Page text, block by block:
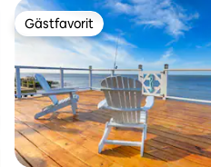
Gästfavorit
Gästfavorit